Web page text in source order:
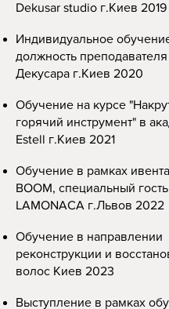
Dekusar studio г.Киев 2019
Индивидуальное
должность
Декусара г.Киев 2020
Обучение на курсе
горячий инструмент" в
Estell г.Киев 2021
Обучение в рамках
BOOM, специальный
LAMONACA г.Львов 2022
Обучение в направлении
реконструкции и
волос Киев 2023
Выступление в рамках